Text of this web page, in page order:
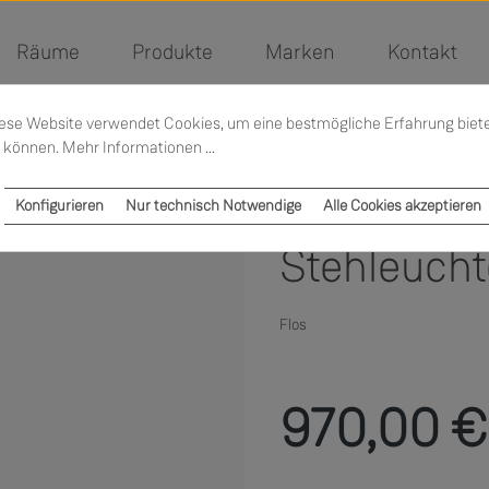
Räume Produkte Marken Kontakt
Flos
970,00 €
Website verwendet Cookies, um eine bestmögliche Erfahrung
können. Mehr Informationen ...
Nur technisch Notwendige
Konfigurieren Alle Cookies akzeptieren